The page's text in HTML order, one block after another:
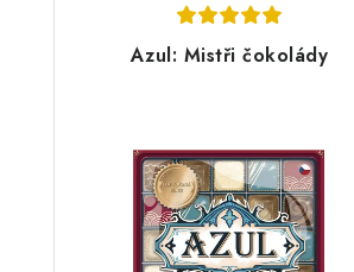
Azul: Mistři čokolády